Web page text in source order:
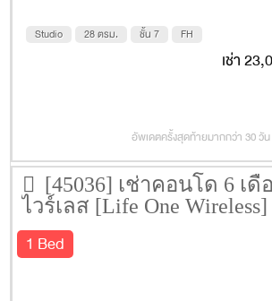
Studio 28 ตรม. ชั้น 7 FH
เช่า
อัพเดตครั้งสุดท้ายมากกว่า 30 วัน
[45036] เช่าคอนโด 6 เ
ไวร์เลส [Life One
20
1 Bed